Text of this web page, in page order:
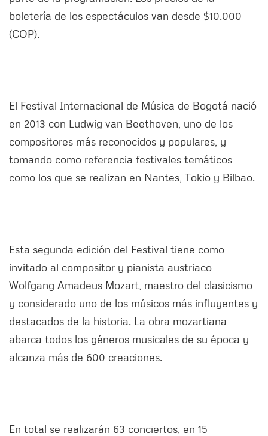
boletería de los espectáculos van desde $10.000
(COP).
El Festival Internacional de Música de Bogotá nació
en 2013 con Ludwig van Beethoven, uno de los
compositores más reconocidos y populares, y
tomando como referencia festivales temáticos
como los que se realizan en Nantes, Tokio y Bilbao.
Esta segunda edición del Festival tiene como
invitado al compositor y pianista austriaco
Wolfgang Amadeus Mozart, maestro del clasicismo
y considerado uno de los músicos más influyentes y
destacados de la historia. La obra mozartiana
abarca todos los géneros musicales de su época y
alcanza más de 600 creaciones.
En total se realizarán 63 conciertos, en 15